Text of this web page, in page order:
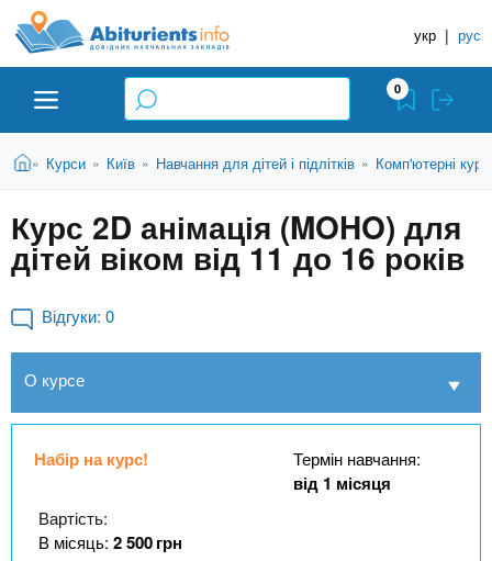
A
b
i
t
u
r
i
e
n
о
в
д
н
к
Н
в
ч
л
укр | рус
Абітурієнту
ЗВО (ВНЗ)
Приватні школи
0
В
т
у
т
Головна
» Курси » Київ » Навчання для дітей і підлітків » Комп'ютерні
Курс 2D анімація (MOHO) для
дітей віком від 11 до 16 років
Відгуки: 0
О курсе
Набір на курс! Термін навчання:
від 1 місяця
Вартість:
В місяць: 2 500грн